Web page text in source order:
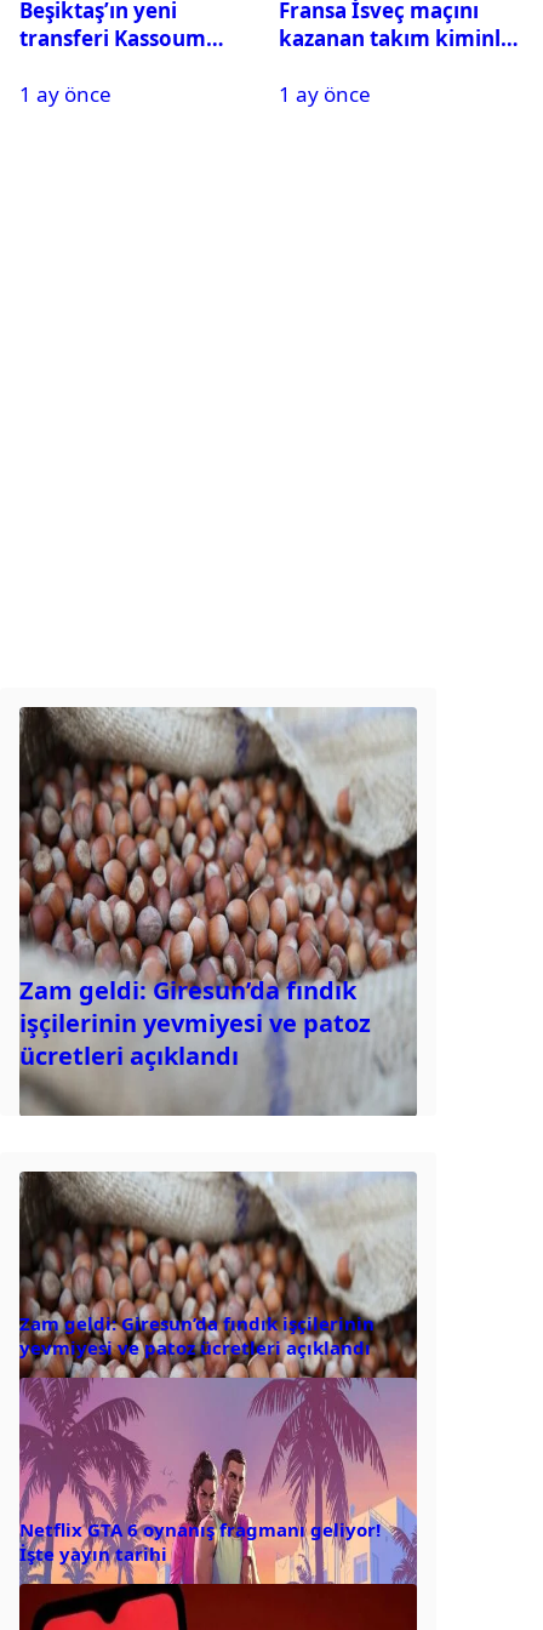
Beşiktaş’ın yeni
transferi Kassoum
gelecek? Resmi
1 ay önce
Fransa İsveç maçını
kazanan takım kiminle
turundaki rakip belli
1 ay önce
Zam geldi: Giresun’da fındık
işçilerinin yevmiyesi ve patoz
ücretleri açıklandı
Zam geldi: Giresun’da fındık işçilerinin
yevmiyesi ve patoz ücretleri açıklandı
Netflix GTA 6 oynanış fragmanı geliyor!
İşte yayın tarihi